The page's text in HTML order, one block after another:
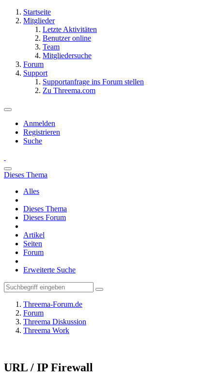
Startseite
Mitglieder
Letzte Aktivitäten
Benutzer online
Team
Mitgliedersuche
Forum
Support
Supportanfrage ins Forum stellen
Zu Threema.com
Anmelden
Registrieren
Suche
Dieses Thema
Alles
Dieses Thema
Dieses Forum
Artikel
Seiten
Forum
Erweiterte Suche
Threema-Forum.de
Forum
Threema Diskussion
Threema Work
URL / IP Firewall